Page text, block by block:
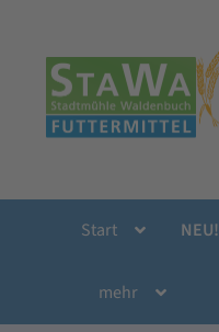
Navigation
springen
Inhalt
springen
Start NEU!
mehr